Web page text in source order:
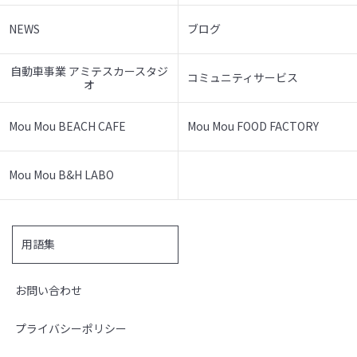
NEWS ブログ
自動車事業 アミテスカースタジ
オ
コミュニティサービス
Mou Mou BEACH CAFE Mou Mou FOOD FACTORY
Mou Mou B&H LABO
用語集
お問い合わせ
プライバシーポリシー